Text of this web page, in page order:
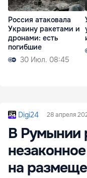
Россия атаковала
Украину ракетами и
дронами: есть
погибшие
30 Июл. 08:45
Digi24 28 апреля
В Румынии
на